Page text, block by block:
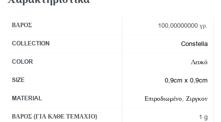
ΒΆΡΟΣ 100,00000000 γρ.
COLLECTION Constella
COLOR Λευκό
SIZE 0,9cm x 0,9cm
MATERIAL Επιροδιωμένο, Ζιργκον
ΒΆΡΟΣ (ΓΙΑ ΚΆΘΕ ΤΕΜΆΧΙΟ) 1 g